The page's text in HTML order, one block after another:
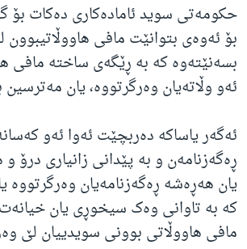
حکومەتی سوید ئامادەکاری دەکات بۆ
بۆ ئەوەی بتوانێت مافی هاووڵاتیبوون
بسەنێتەوە کە بە ڕێگەی ساختە مافی
ئەو وڵاتەیان وەرگرتووە، یان
ئەگەر یاساکە دەربچێت ئەوا ئەو
ڕەگەزنامەن و بە پێدانی زانیاری درۆ
یان هەڕەشە ڕەگەزنامەیان وەرگرتووە
کە بە تاوانی وەک سیخوڕی یان
مافی هاووڵاتی بوونی سویدییان لێ